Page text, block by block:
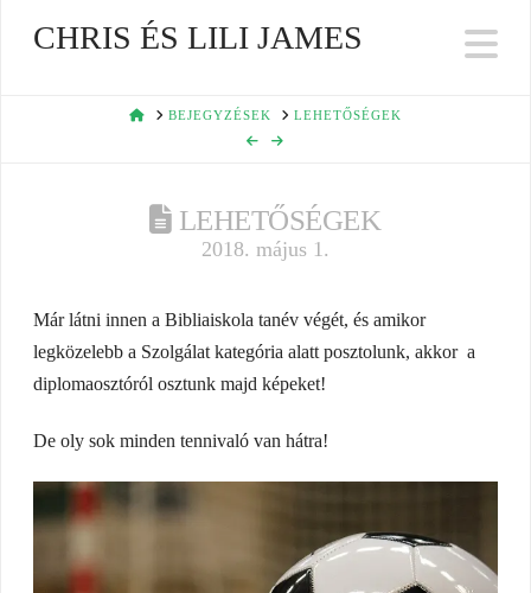
CHRIS ÉS LILI JAMES
HOMEBEJEGYZÉSEK LEHETŐSÉGEK
LEHETŐSÉGEK
2018. május 1.
Már látni innen a Bibliaiskola tanév végét, és amikor
legközelebb a Szolgálat kategória alatt posztolunk, akkor a
diplomaosztóról osztunk majd képeket!
De oly sok minden tennivaló van hátra!